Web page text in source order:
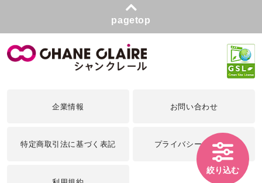
絞り込む
pagetop
企業情報 お問い合わせ
特定商取引法に基づく表記 プライバシーポリシー